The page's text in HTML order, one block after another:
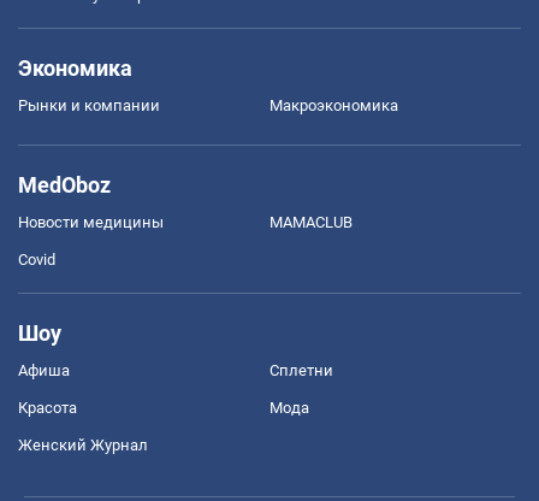
Экономика
Рынки и компании Mакроэкономика
MedOboz
Новости медицины MAMACLUB
Covid
Шоу
Афиша Сплетни
Красота Мода
Женский Журнал